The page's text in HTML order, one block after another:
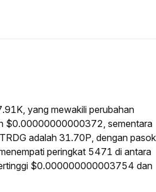
yang mewakili perubahan
$0.00000000000372, sementara
adalah 31.70P, dengan
peringkat 5471 di antara
$0.000000000003754 dan